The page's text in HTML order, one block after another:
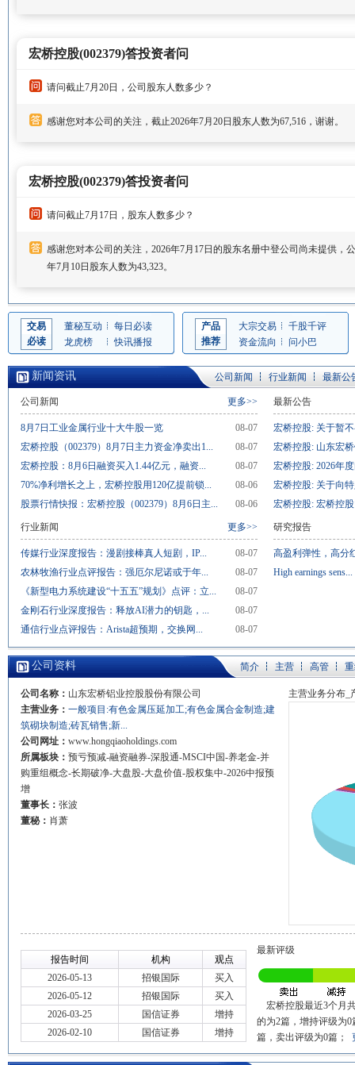
宏桥控股(002379)答投资者问
请问截止7月20日，公司股东人数多少？
感谢您对本公司的关注，截止2026年7月20日股东人数为67,516，谢谢。
宏桥控股(002379)答投资者问
请问截止7月17日，股东人数多少？
感谢您对本公司的关注，2026年7月17日的股东名册中登公司尚未提供，
年7月10日股东人数为43,323。
交易
必读
董秘互动
每日必读
龙虎榜
快讯播报
产品
推荐
大宗交易
千股千评
资金流向
问小巴
新闻资讯 公司新闻 行业新闻 最新公
更多>>
公司新闻
08-07
8月7日工业金属行业十大牛股一览
08-07
宏桥控股（002379）8月7日主力资金净卖出1...
08-07
宏桥控股：8月6日融资买入1.44亿元，融资...
08-06
70%净利增长之上，宏桥控股用120亿提前锁...
08-06
股票行情快报：宏桥控股（002379）8月6日主...
更多>>
行业新闻
08-07
传媒行业深度报告：漫剧接棒真人短剧，IP...
08-07
农林牧渔行业点评报告：强厄尔尼诺或于年...
08-07
《新型电力系统建设“十五五”规划》点评：立...
08-07
金刚石行业深度报告：释放AI潜力的钥匙，...
08-07
通信行业点评报告：Arista超预期，交换网...
最新公告
宏桥控股: 关于暂
宏桥控股: 山东宏
宏桥控股: 2026年
宏桥控股: 关于向
宏桥控股: 宏桥控
研究报告
高盈利弹性，高分
High earnings sens...
公司资料 简介 主营 高管
公司名称： 山东宏桥铝业控股股份有限公司
主营业务： 一般项目:有色金属压延加工;有色金属合金制造;建
筑砌块制造;砖瓦销售;新...
公司网址： www.hongqiaoholdings.com
所属板块： 预亏预减-融资融券-深股通-MSCI中国-养老金-并
购重组概念-长期破净-大盘股-大盘价值-股权集中-2026中报预
增
董事长： 张波
董秘： 肖萧
主营业务分布_
报告时间 机构
观点
2026-05-13
招银国际
买入
2026-05-12
招银国际
买入
2026-03-25
国信证券
增持
2026-02-10
国信证券 增持
最新评级
宏桥控股最近3个月
的为2篇，增持评级为
篇，卖出评级为0篇；